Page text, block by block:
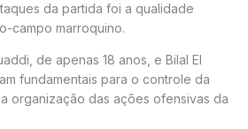
da partida foi a qualidade
campo marroquino.
de apenas 18 anos, e Bilal El
fundamentais para o controle da
organização das ações ofensivas da